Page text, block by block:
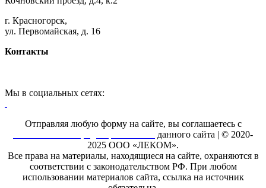
г. Красногорск,
ул. Первомайская, д. 16
Контакты
Мы в социальных сетях:
Отправляя любую форму на сайте, вы соглашаетесь с
данного сайта | © 2020-
2025 ООО «ЛЕКОМ».
Все права на материалы, находящиеся на сайте, охраняются в
соответствии с законодательством РФ. При любом
использовании материалов сайта, ссылка на источник